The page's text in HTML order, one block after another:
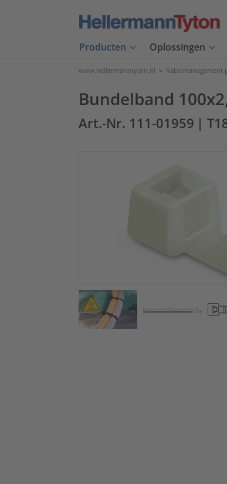
Producten Oplossingen
www.hellermanntyton.nl > Kabelmanagement
Bundelband
Art.-Nr. 111-01959 |